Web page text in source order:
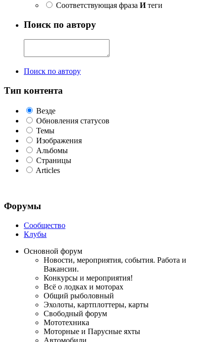
Соответствующая фраза Итеги
Поиск по автору
Поиск по автору
Тип контента
Везде
Обновления статусов
Темы
Изображения
Альбомы
Страницы
Articles
Форумы
Сообщество
Клубы
Основной форум
Новости, мероприятия, события. Работа и
Вакансии.
Конкурсы и мероприятия!
Всё о лодках и моторах
Общий рыболовный
Эхолоты, картплоттеры, карты
Свободный форум
Мототехника
Моторные и Парусные яхты